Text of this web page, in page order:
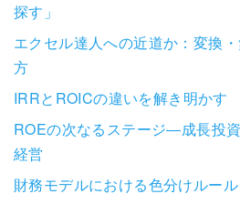
探す」
エクセル達人への近道か：変換
方
IRRとROICの違いを解き明かす
ROEの次なるステージ―成長投
経営
財務モデルにおける色分けルール